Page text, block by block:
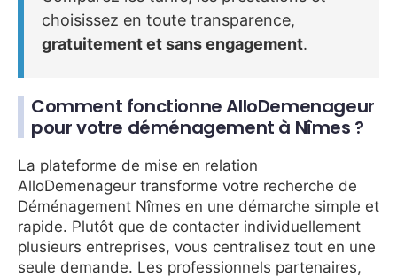
choisissez en toute transparence,
gratuitement et sans engagement.
Comment fonctionne AlloDemenageur
pour votre déménagement à Nîmes ?
La plateforme de mise en relation
AlloDemenageur transforme votre recherche de
Déménagement Nîmes en une démarche simple et
rapide. Plutôt que de contacter individuellement
plusieurs entreprises, vous centralisez tout en une
seule demande. Les professionnels partenaires,